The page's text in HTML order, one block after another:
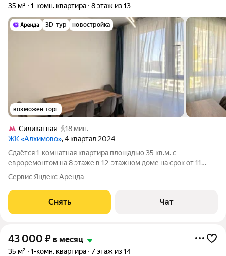
35 м²
1-комн. квартира 8 этаж из 13
3D-тур новостройка
возможен торг
Силикатная
18 мин.
ЖК «Алхимово», 4 квартал 2024
Сдаётся 1-комнатная квартира площадью 35 кв.м. с
евроремонтом на 8 этаже в 12-этажном доме на срок от 11
месяцев. На кухне установлен фильтр для воды. В спальне
кровать с ортопедическим матрасом. В квартире также есть
комната без окон и мебели,
Сервис Яндекс Аренда
Снять Чат
43 000 ₽ в месяц
35 м² 1-комн. квартира 7 этаж из 14